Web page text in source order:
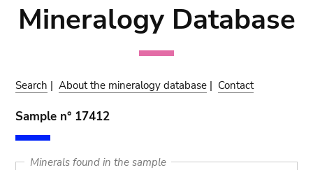
Mineralogy Database
Search |About the mineralogy database | Contact
Sample n° 17412
Minerals found in the sample